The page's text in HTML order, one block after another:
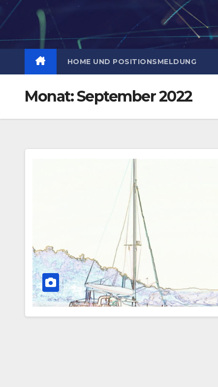
Zum
Inhalt
springen
HOME UND POSITIONSMELDUNG
Monat:September 2022